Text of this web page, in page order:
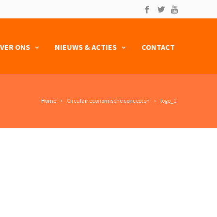
ONS NIEUWS & ACTIES CONTACT
Home Circulair economische concepten logo_1